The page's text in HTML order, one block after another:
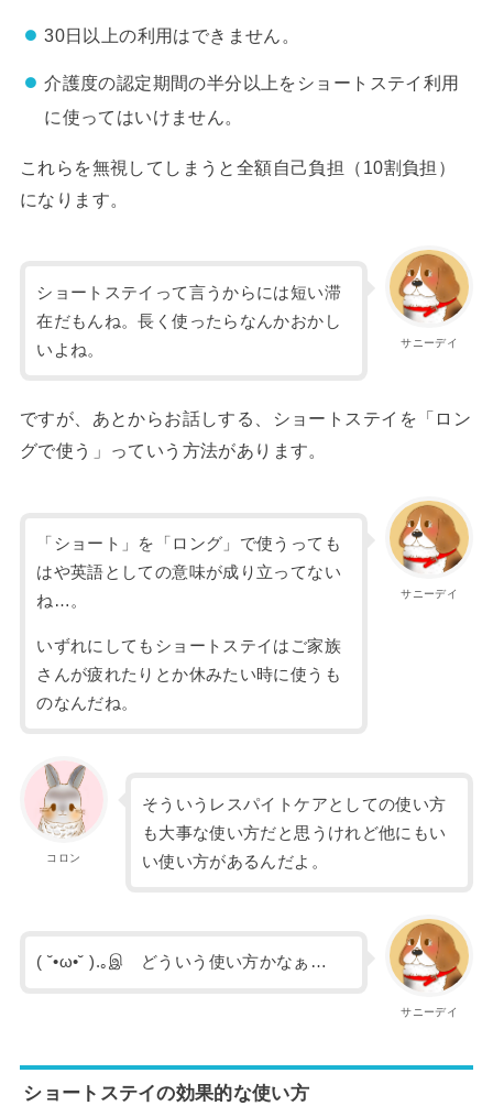
30日以上の利用はできません。
介護度の認定期間の半分以上をショートステイ利用
に使ってはいけません。
これらを無視してしまうと全額自己負担（10割負担）
になります。
サニーデイ
ショートステイって言うからには短い滞
在だもんね。長く使ったらなんかおかし
いよね。
ですが、あとからお話しする、ショートステイを「ロン
グで使う」っていう方法があります。
サニーデイ
「ショート」を「ロング」で使うっても
はや英語としての意味が成り立ってない
ね…。
いずれにしてもショートステイはご家族
さんが疲れたりとか休みたい時に使うも
のなんだね。
コロン
そういうレスパイトケアとしての使い方
も大事な使い方だと思うけれど他にもい
い使い方があるんだよ。
サニーデイ
( ˘•ω•˘ ).｡இ どういう使い方かなぁ…
ショートステイの効果的な使い方